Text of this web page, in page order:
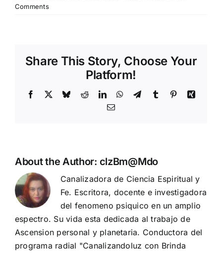
Comments
Share This Story, Choose Your
Platform!
Facebook BlueskyRedditLinkedInWhatsApp
TelegramTumblr PinterestXing
Email
About the Author: clzBm@Mdo
Canalizadora de Ciencia Espiritual y
Fe. Escritora, docente e investigadora
del fenomeno psiquico en un amplio
espectro. Su vida esta dedicada al trabajo de
Ascension personal y planetaria. Conductora del
programa radial "Canalizandoluz con Brinda